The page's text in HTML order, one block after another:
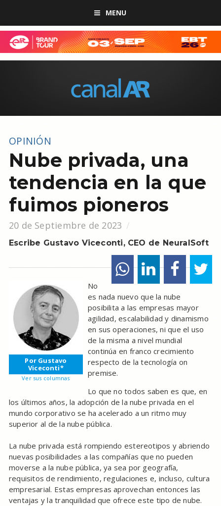
MENU
OPINIÓN
Nube privada, una
tendencia en la que
fuimos pioneros
20 de Septiembre de 2023
Escribe Gustavo Viceconti, CEO de NeuralSoft
Por Gustavo
Viceconti*
Ver sus columnas
No
es nada nuevo que la nube
posibilita a las empresas mayor
agilidad, escalabilidad y dinamismo
en sus operaciones, ni que el uso
de la misma a nivel mundial
continúa en franco crecimiento
respecto de la tecnología on
premise.
Lo que no todos saben es que, en
los últimos años, la adopción de la nube privada en el
mundo corporativo se ha acelerado a un ritmo muy
superior al de la nube pública.
La nube privada está rompiendo estereotipos y abriendo
nuevas posibilidades a las compañías que no pueden
moverse a la nube pública, ya sea por geografía,
requisitos de rendimiento, regulaciones e, incluso, cultura
empresarial. Estas empresas aprovechan entonces las
ventajas y la tranquilidad que ofrece este tipo de nube.